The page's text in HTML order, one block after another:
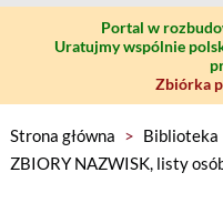
Portal w
Uratujmy wspólnie
Zbiórka
Strona główna > Biblioteka
ZBIORY NAZWISK, listy